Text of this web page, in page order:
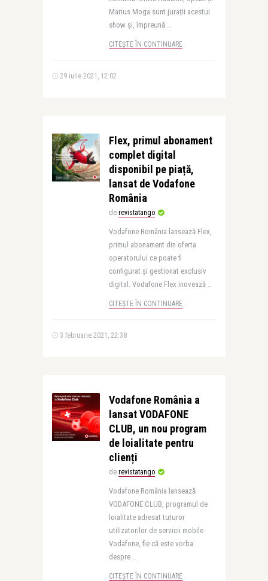
Marius Moga sunt jurații acestui
show și, împreună ..
CITEȘTE ÎN CONTINUARE
29 iulie 2021, 12:02
Flex, primul abonament
complet digital
disponibil pe piață,
lansat de Vodafone
România
de revistatango
Vodafone România lansează Flex,
primul abonament din oferta
operatorului ce poate fi
configurat și gestionat exclusiv
digital. Vodafone Flex inovează ..
CITEȘTE ÎN CONTINUARE
3 februarie 2021, 22:38
Vodafone România a
lansat VODAFONE
CLUB, un nou program
de loialitate pentru
clienți
de revistatango
Vodafone România lansează
VODAFONE CLUB, programul de
loialitate adresat tuturor
utilizatorilor de servicii mobile
Vodafone, fie că este vorba
despre ..
CITEȘTE ÎN CONTINUARE